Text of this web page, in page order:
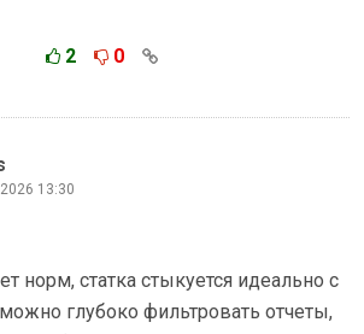
2 0
13:30
норм, статка стыкуется идеально с
глубоко фильтровать отчеты,